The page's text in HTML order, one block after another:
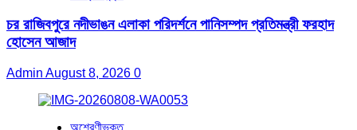
চর রাজিবপুরে নদীভাঙন এলাকা পরিদর্শনে পানিসম্পদ প্রতিমন্ত্রী ফরহাদ
হোসেন আজাদ
Admin August 8, 2026 0